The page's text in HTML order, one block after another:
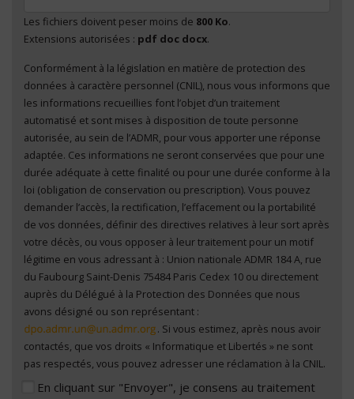
Les fichiers doivent peser moins de 800 Ko.
Extensions autorisées : pdf doc docx.
En cliquant sur "Envoyer", je consens au traitement
de mes données à caractère personnel *
Conformément à la législation en matière de protection des
données à caractère personnel (CNIL), nous vous informons que
les informations recueillies font l’objet d’un traitement
automatisé et sont mises à disposition de toute personne
autorisée, au sein de l’ADMR, pour vous apporter une réponse
adaptée. Ces informations ne seront conservées que pour une
durée adéquate à cette finalité ou pour une durée conforme à la
loi (obligation de conservation ou prescription). Vous pouvez
demander l’accès, la rectification, l’effacement ou la portabilité
de vos données, définir des directives relatives à leur sort après
votre décès, ou vous opposer à leur traitement pour un motif
légitime en vous adressant à : Union nationale ADMR 184 A, rue
du Faubourg Saint-Denis 75484 Paris Cedex 10 ou directement
auprès du Délégué à la Protection des Données que nous
avons désigné ou son représentant :
. Si vous estimez, après nous avoir
contactés, que vos droits « Informatique et Libertés » ne sont
pas respectés, vous pouvez adresser une réclamation à la CNIL.
En cliquant sur "Envoyer", je consens au traitement